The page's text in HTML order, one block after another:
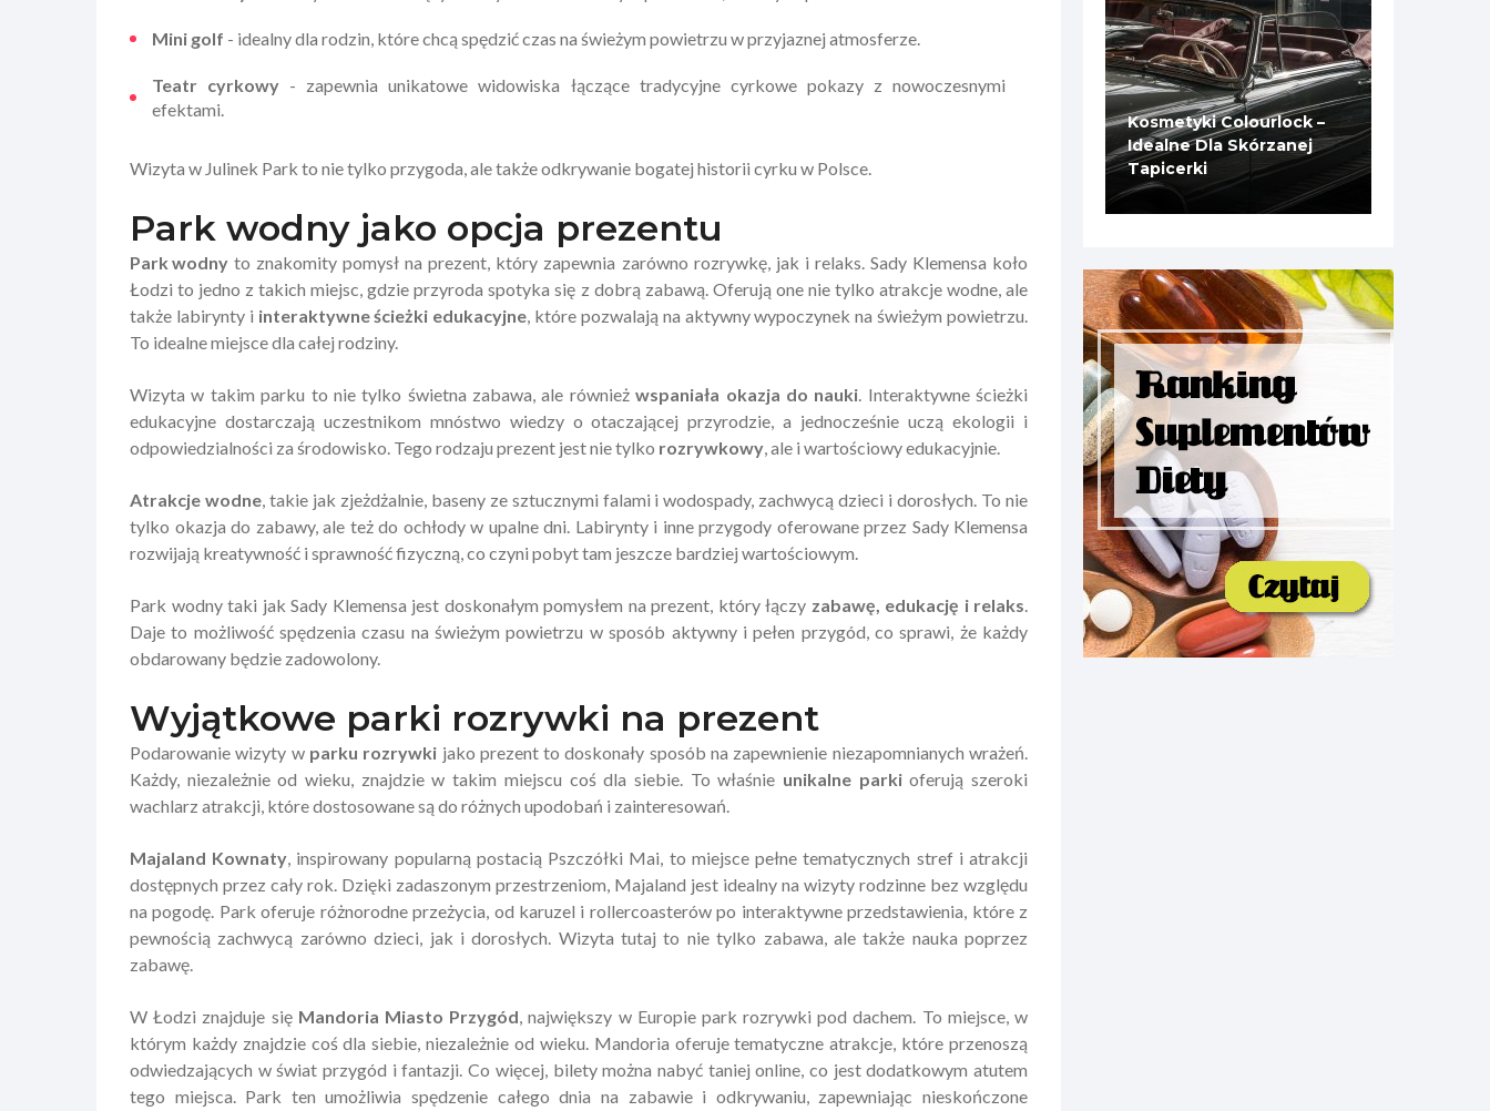
Mini golf - idealny dla rodzin, które chcą spędzić czas na świeżym powietrzu w przyjaznej atmosferze.
Teatr cyrkowy - zapewnia unikatowe widowiska łączące tradycyjne cyrkowe pokazy z nowoczesnymi
efektami.
Wizyta w Julinek Park to nie tylko przygoda, ale także odkrywanie bogatej historii cyrku w Polsce.
Park wodny jako opcja prezentu
Park wodny to znakomity pomysł na prezent, który zapewnia zarówno rozrywkę, jak i relaks. Sady Klemensa koło
Łodzi to jedno z takich miejsc, gdzie przyroda spotyka się z dobrą zabawą. Oferują one nie tylko atrakcje wodne, ale
także labirynty i interaktywne ścieżki edukacyjne, które pozwalają na aktywny wypoczynek na świeżym powietrzu.
To idealne miejsce dla całej rodziny.
Wizyta w takim parku to nie tylko świetna zabawa, ale równieżwspaniała okazja do nauki. Interaktywne ścieżki
edukacyjne dostarczają uczestnikom mnóstwo wiedzy o otaczającej przyrodzie, a jednocześnie uczą ekologii i
odpowiedzialności za środowisko. Tego rodzaju prezent jest nie tylko rozrywkowy, ale i wartościowy edukacyjnie.
Atrakcje wodne, takie jak zjeżdżalnie, baseny ze sztucznymi falami i wodospady, zachwycą dzieci i dorosłych. To nie
tylko okazja do zabawy, ale też do ochłody w upalne dni. Labirynty i inne przygody oferowane przez Sady Klemensa
rozwijają kreatywność i sprawność fizyczną, co czyni pobyt tam jeszcze bardziej wartościowym.
Park wodny taki jak Sady Klemensa jest doskonałym pomysłem na prezent, który łączy zabawę, edukację i relaks.
Daje to możliwość spędzenia czasu na świeżym powietrzu w sposób aktywny i pełen przygód, co sprawi, że każdy
obdarowany będzie zadowolony.
Wyjątkowe parki rozrywki na prezent
Podarowanie wizyty w parku rozrywki jako prezent to doskonały sposób na zapewnienie niezapomnianych wrażeń.
Każdy, niezależnie od wieku, znajdzie w takim miejscu coś dla siebie. To właśnie unikalne parkioferują szeroki
wachlarz atrakcji, które dostosowane są do różnych upodobań i zainteresowań.
Majaland Kownaty, inspirowany popularną postacią Pszczółki Mai, to miejsce pełne tematycznych stref i atrakcji
dostępnych przez cały rok. Dzięki zadaszonym przestrzeniom, Majaland jest idealny na wizyty rodzinne bez względu
na pogodę. Park oferuje różnorodne przeżycia, od karuzel i rollercoasterów po interaktywne przedstawienia, które z
pewnością zachwycą zarówno dzieci, jak i dorosłych. Wizyta tutaj to nie tylko zabawa, ale także nauka poprzez
zabawę.
W Łodzi znajduje się Mandoria Miasto Przygód, największy w Europie park rozrywki pod dachem. To miejsce, w
którym każdy znajdzie coś dla siebie, niezależnie od wieku. Mandoria oferuje tematyczne atrakcje, które przenoszą
odwiedzających w świat przygód i fantazji. Co więcej, bilety można nabyć taniej online, co jest dodatkowym atutem
tego miejsca. Park ten umożliwia spędzenie całego dnia na zabawie i odkrywaniu, zapewniając nieskończone
Kosmetyki Colourlock –
Idealne Dla Skórzanej
Tapicerki